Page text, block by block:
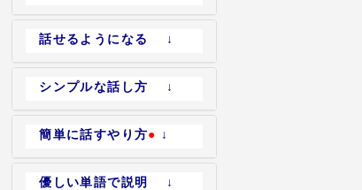
話せるようになる ↓
シンプルな話し方 ↓
簡単に話すやり方● ↓
優しい単語で説明 ↓